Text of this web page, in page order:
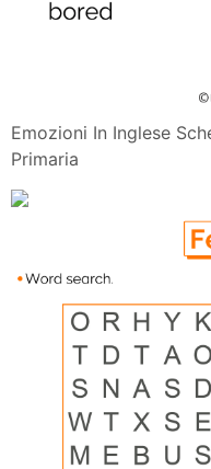
Emozioni In Inglese
Primaria